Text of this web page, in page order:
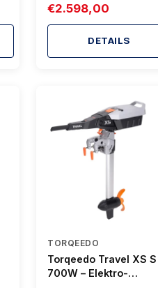
€2.598,00
DETAILS
TORQEEDO
Torqeedo Travel XS S
700W – Elektro-